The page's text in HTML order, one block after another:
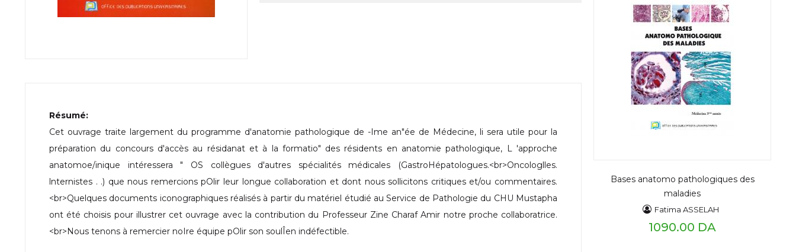
Résumé:
Cet ouvrage traite largement du programme d'anatomie pathologique de -Ime an"ée de Médecine, li sera utile pour la
préparation du concours d'accès au résidanat et à la formatio" des résidents en anatomie pathologique, L 'approche
anatomoe/inique intéressera " OS collègues d'autres spécialités médicales (GastroHépatologues.<br>Oncologlles.
lnternistes . .) que nous remercions pOlir leur longue collaboration et dont nous sollicitons critiques et/ou commentaires.
<br>Quelques documents iconographiques réalisés à partir du matériel étudié au Service de Pathologie du CHU Mustapha
ont été choisis pour illustrer cet ouvrage avec la contribution du Professeur Zine Charaf Amir notre proche collaboratrice.
<br>Nous tenons à remercier noIre équipe pOlir son soulÎen indéfectible.
Bases anatomo pathologiques des
maladies
Fatima ASSELAH
1090.00 DA